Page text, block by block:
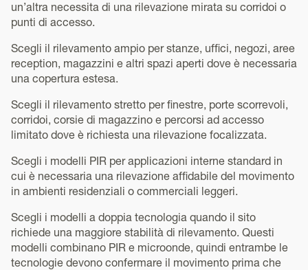
un’altra necessita di una rilevazione mirata su corridoi o
punti di accesso.
Scegli il rilevamento ampio per stanze, uffici, negozi, aree
reception, magazzini e altri spazi aperti dove è necessaria
una copertura estesa.
Scegli il rilevamento stretto per finestre, porte scorrevoli,
corridoi, corsie di magazzino e percorsi ad accesso
limitato dove è richiesta una rilevazione focalizzata.
Scegli i modelli PIR per applicazioni interne standard in
cui è necessaria una rilevazione affidabile del movimento
in ambienti residenziali o commerciali leggeri.
Scegli i modelli a doppia tecnologia quando il sito
richiede una maggiore stabilità di rilevamento. Questi
modelli combinano PIR e microonde, quindi entrambe le
tecnologie devono confermare il movimento prima che